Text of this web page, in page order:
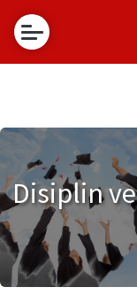
Müşaviri
İhbar
ve
Şikayet
Dava
Görüş
Talepleri
Birimlerimiz
Disiplin
ve
Ceza
Soruşturmaları
Birimi
İletişim
Disiplin